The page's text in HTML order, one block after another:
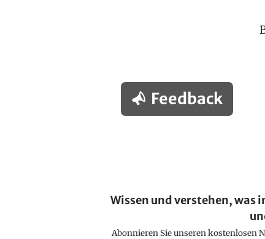
Feedback
Wissen und verstehen, was
Abonnieren Sie unseren kostenlosen